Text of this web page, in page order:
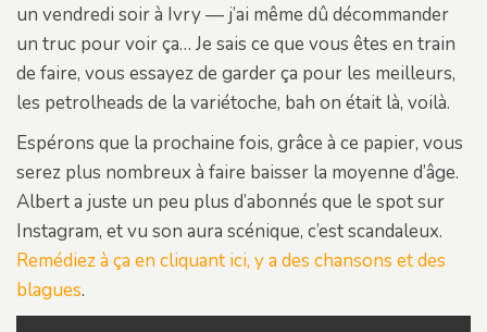
un vendredi soir à Ivry — j’ai même dû décommander
un truc pour voir ça… Je sais ce que vous êtes en train
de faire, vous essayez de garder ça pour les meilleurs,
les petrolheads de la variétoche, bah on était là, voilà.
Espérons que la prochaine fois, grâce à ce papier, vous
serez plus nombreux à faire baisser la moyenne d’âge.
Albert a juste un peu plus d’abonnés que le spot sur
Instagram, et vu son aura scénique, c’est scandaleux.
Remédiez à ça en cliquant ici, y a des chansons et des
blagues.